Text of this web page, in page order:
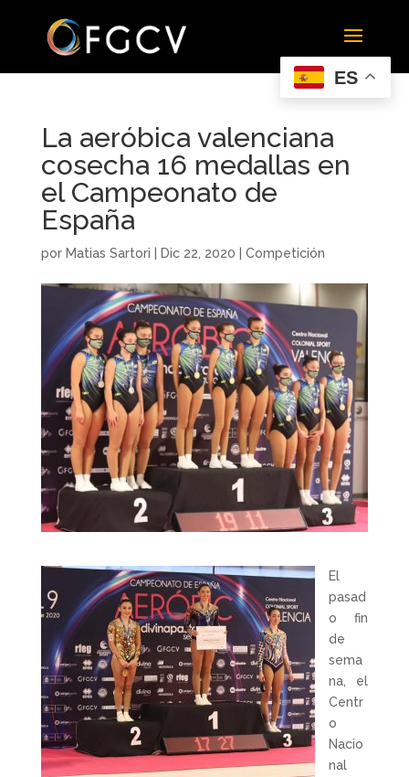
La aeróbica valenciana
cosecha 16 medallas en
el Campeonato de
España
por Matias Sartori Dic 22, 2020 Competición
El
pasad
o fin
de
sema
na, el
Centr
o
Nacio
nal
ES